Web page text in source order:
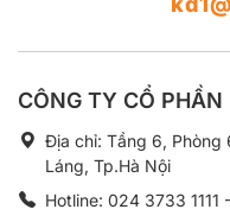
CÔNG TY CỔ
Địa chỉ: Tầng 6, Phòng
Láng, Tp.Hà Nội
Hotline: 024 3733